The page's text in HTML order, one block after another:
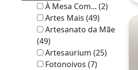
À Mesa Com... (2)
Artes Mais (49)
Artesanato da Mãe
(49)
Artesaurium (25)
Fotonoivos (7)